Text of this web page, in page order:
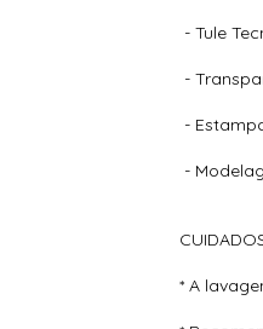
- Tule
-
-
-
* A